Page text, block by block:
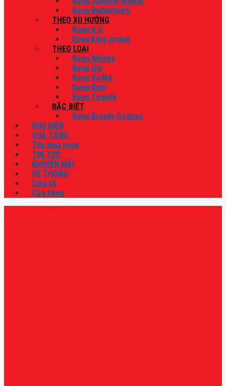
Rượu Ballantine’s
THEO XU HƯỚNG
Rượu X.O
Rượu King Arthur
THEO LOẠI
Rượu Whisky
Rượu Gin
Rượu Vodka
Rượu Rum
Rượu Tequila
ĐẶC BIỆT
Rượu Brandy Cognac
PHỤ KIỆN
QUÀ TẶNG
Thu mua rượu
TIN TỨC
KHUYẾN MÃI
HỆ THỐNG
Liên hệ
Cửa hàng